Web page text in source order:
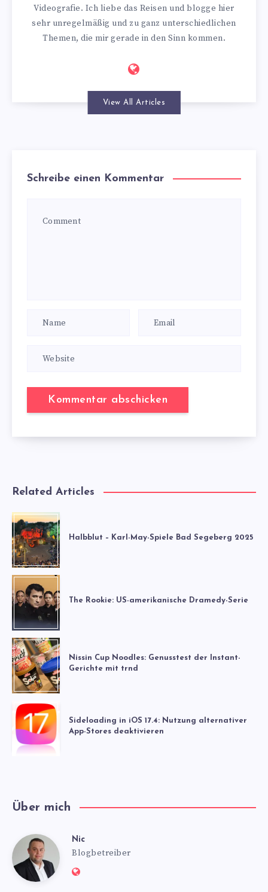
Videografie. Ich liebe das Reisen und blogge hier
sehr unregelmäßig und zu ganz unterschiedlichen
Themen, die mir gerade in den Sinn kommen.
View All Articles
Schreibe einen Kommentar
Related Articles
Halbblut – Karl-May-Spiele Bad Segeberg 2025
The Rookie: US-amerikanische Dramedy-Serie
Nissin Cup Noodles: Genusstest der Instant-
Gerichte mit trnd
Sideloading in iOS 17.4: Nutzung alternativer
App-Stores deaktivieren
Über mich
Nic Nic
Blogbetreiber
Website: